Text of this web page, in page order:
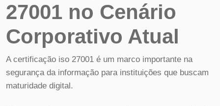
27001 no Cenário
Corporativo Atual
A certificação iso 27001 é um marco importante na
segurança da informação para instituições que buscam
maturidade digital.